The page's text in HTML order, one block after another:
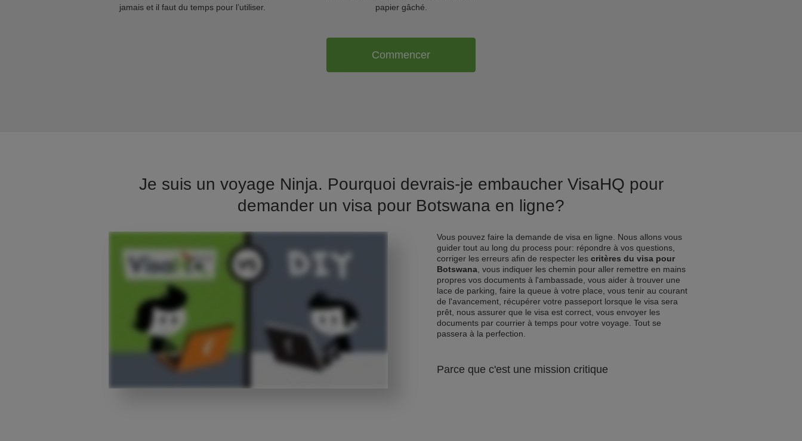
jamais et il faut du temps pour l’utiliser.
papier gâché.
Commencer
Je suis un voyage Ninja. Pourquoi devrais-je embaucher VisaHQ pour
demander un visa pour Botswana en ligne?
Vous pouvez faire la demande de visa en ligne. Nous allons vous
guider tout au long du process pour: répondre à vos questions,
corriger les erreurs afin de respecter les critères du visa pour
Botswana , vous indiquer les chemin pour aller remettre en mains
propres vos documents à l'ambassade, vous aider à trouver une
lace de parking, faire la queue à votre place, vous tenir au courant
de l'avancement, récupérer votre passeport lorsque le visa sera
prêt, nous assurer que le visa est correct, vous envoyer les
documents par courrier à temps pour votre voyage. Tout se
passera à la perfection.
Parce que c'est une mission critique